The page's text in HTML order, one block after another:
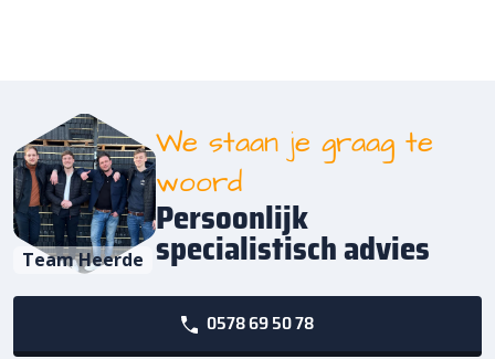
Team Heerde
We staan je graag te
woord
Persoonlijk
specialistisch advies
0578 69 50 78